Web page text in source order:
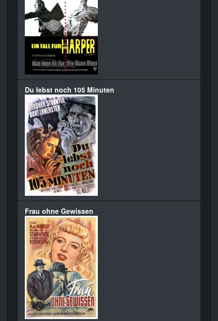
Du lebst noch 105 Minuten
Frau ohne Gewissen